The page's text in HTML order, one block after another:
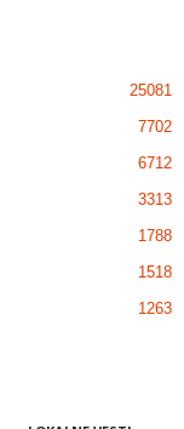
25081
7702
6712
3313
1788
1518
1263